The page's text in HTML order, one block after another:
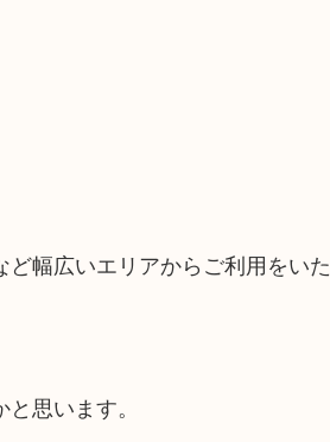
幅広いエリアからご利用をいた
思います。